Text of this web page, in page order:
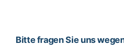
Bitte fragen Sie uns